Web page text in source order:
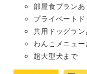
部屋食プランあ
プライベート
共用ドッグラン
わんこメニュー
超大型犬まで